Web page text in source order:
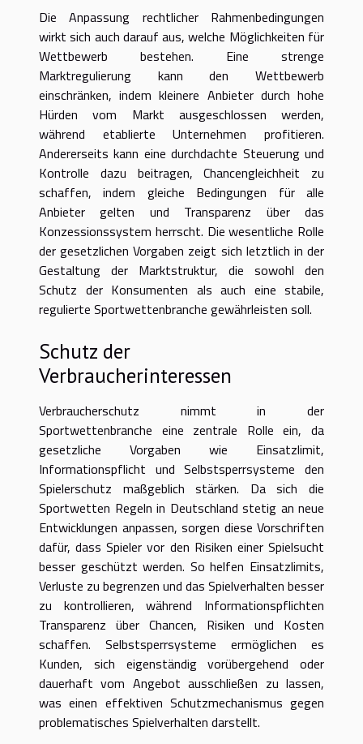
Die Anpassung rechtlicher Rahmenbedingungen
wirkt sich auch darauf aus, welche Möglichkeiten für
Wettbewerb bestehen. Eine strenge
Marktregulierung kann den Wettbewerb
einschränken, indem kleinere Anbieter durch hohe
Hürden vom Markt ausgeschlossen werden,
während etablierte Unternehmen profitieren.
Andererseits kann eine durchdachte Steuerung und
Kontrolle dazu beitragen, Chancengleichheit zu
schaffen, indem gleiche Bedingungen für alle
Anbieter gelten und Transparenz über das
Konzessionssystem herrscht. Die wesentliche Rolle
der gesetzlichen Vorgaben zeigt sich letztlich in der
Gestaltung der Marktstruktur, die sowohl den
Schutz der Konsumenten als auch eine stabile,
regulierte Sportwettenbranche gewährleisten soll.
Schutz der
Verbraucherinteressen
Verbraucherschutz nimmt in der
Sportwettenbranche eine zentrale Rolle ein, da
gesetzliche Vorgaben wie Einsatzlimit,
Informationspflicht und Selbstsperrsysteme den
Spielerschutz maßgeblich stärken. Da sich die
Sportwetten Regeln in Deutschland stetig an neue
Entwicklungen anpassen, sorgen diese Vorschriften
dafür, dass Spieler vor den Risiken einer Spielsucht
besser geschützt werden. So helfen Einsatzlimits,
Verluste zu begrenzen und das Spielverhalten besser
zu kontrollieren, während Informationspflichten
Transparenz über Chancen, Risiken und Kosten
schaffen. Selbstsperrsysteme ermöglichen es
Kunden, sich eigenständig vorübergehend oder
dauerhaft vom Angebot ausschließen zu lassen,
was einen effektiven Schutzmechanismus gegen
problematisches Spielverhalten darstellt.